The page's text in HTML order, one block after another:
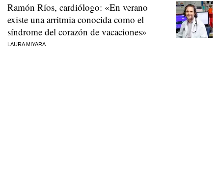
Ramón Ríos, cardiólogo: «En verano
existe una arritmia conocida como el
síndrome del corazón de vacaciones»
LAURA MIYARA